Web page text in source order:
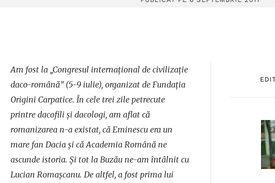
Am fost la „Congresul internațional de civilizație
daco-română” (5-9 iulie), organizat de Fundația
Origini Carpatice. În cele trei zile petrecute
printre dacofili și dacologi, am aflat că
romanizarea n-a existat, că Eminescu era un
mare fan Dacia și că Academia Română ne
ascunde istoria. Și tot la Buzău ne-am întâlnit cu
Lucian Romașcanu. De altfel, a fost prima lui